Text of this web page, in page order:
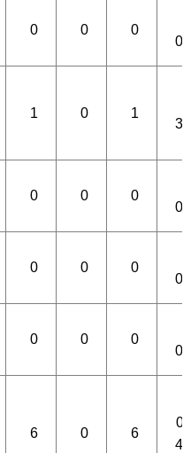
0 0 0
1 0 1
0 0 0
0 0 0
0 0 0
6 0 6